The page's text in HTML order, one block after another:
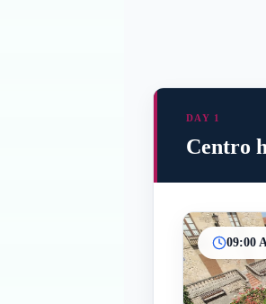
DAY 1
Centro
09:00